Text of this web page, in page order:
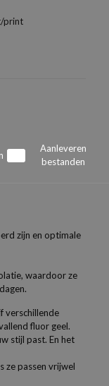
print
Aanleveren
bestanden
zijn en optimale
waardoor ze
verschillende
fluor geel.
stijl past. En het
ze passen vrijwel